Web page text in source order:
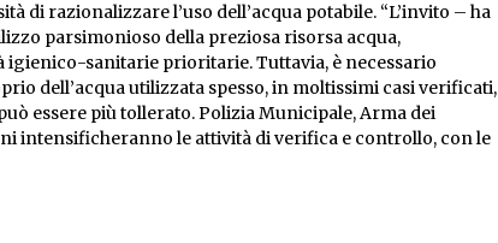
di razionalizzare l’uso dell’acqua potabile. “L’invito – ha
parsimonioso della preziosa risorsa acqua,
sanitarie prioritarie. Tuttavia, è necessario
dell’acqua utilizzata spesso, in moltissimi casi verificati,
essere più tollerato. Polizia Municipale, Arma dei
intensificheranno le attività di verifica e controllo, con le